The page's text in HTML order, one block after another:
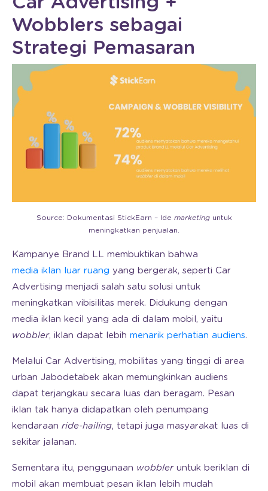
Wobblers sebagai
Strategi Pemasaran
Source: Dokumentasi StickEarn – Ide marketinguntuk
meningkatkan penjualan.
Kampanye Brand LL membuktikan bahwa
media iklan luar ruang yang bergerak, seperti Car
Advertising menjadi salah satu solusi untuk
meningkatkan vibisilitas merek. Didukung dengan
media iklan kecil yang ada di dalam mobil, yaitu
wobbler, iklan dapat lebih menarik perhatian audiens.
Melalui Car Advertising, mobilitas yang tinggi di area
urban Jabodetabek akan memungkinkan audiens
dapat terjangkau secara luas dan beragam. Pesan
iklan tak hanya didapatkan oleh penumpang
kendaraan ride-hailing, tetapi juga masyarakat luas di
sekitar jalanan.
Sementara itu, penggunaan wobbleruntuk beriklan di
mobil akan membuat pesan iklan lebih mudah